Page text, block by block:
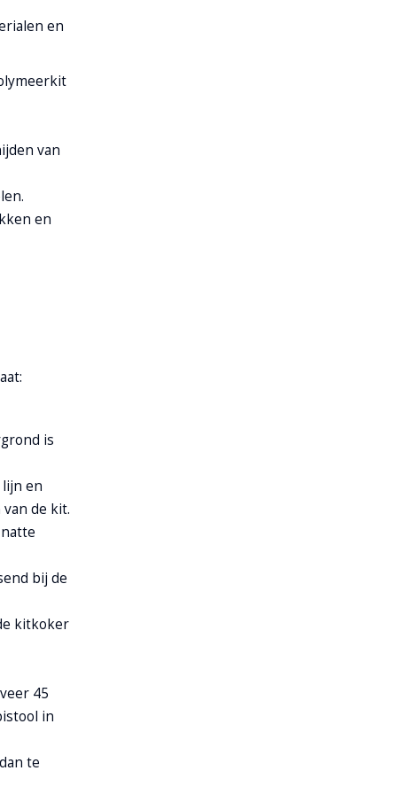
en
van
en
is
en
de kit.
bij de
kitkoker
45
in
te